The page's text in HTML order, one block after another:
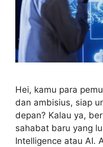
Hei, kamu para
dan ambisius, siap
depan? Kalau ya,
sahabat baru yang
Intelligence atau AI.